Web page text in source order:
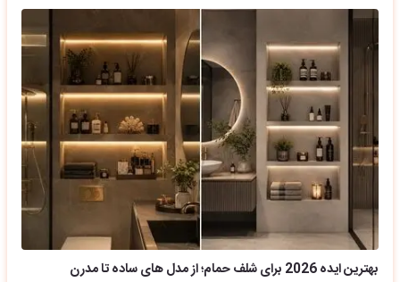
بهترین ایده 2026 برای شلف حمام؛ از مدل های ساده تا مدرن